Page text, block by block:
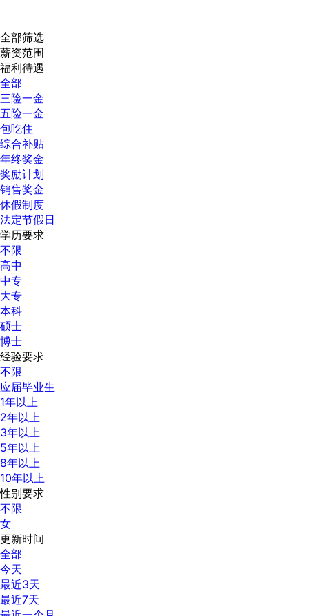
全部筛选
薪资范围
福利待遇
全部
三险一金
五险一金
包吃住
综合补贴
年终奖金
奖励计划
销售奖金
休假制度
法定节假日
学历要求
不限
高中
中专
大专
本科
硕士
博士
经验要求
不限
应届毕业生
1年以上
2年以上
3年以上
5年以上
8年以上
10年以上
性别要求
不限
女
更新时间
全部
今天
最近3天
最近7天